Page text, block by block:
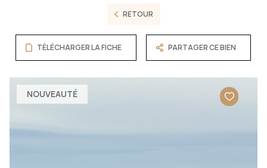
RETOUR
TÉLÉCHARGER LA FICHE PARTAGER CE BIEN
NOUVEAUTÉ